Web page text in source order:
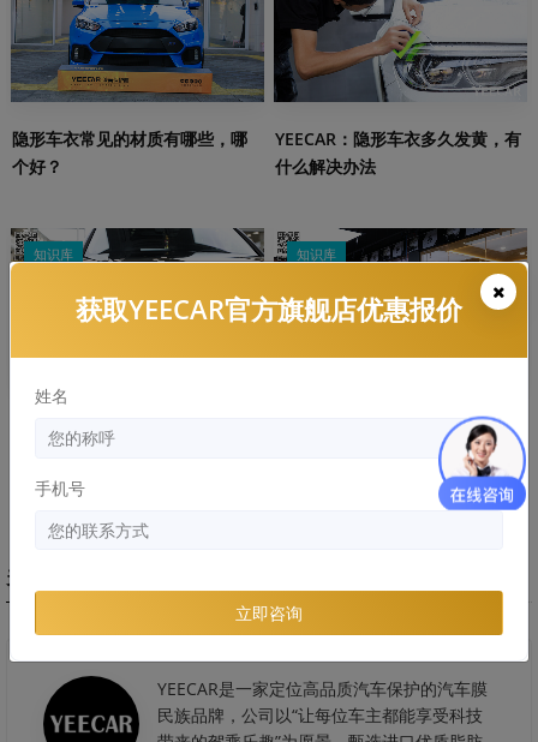
隐形车衣常见的材质有哪些，哪
个好？
YEECAR：隐形车衣多久发黄，有
什么解决办法
知识库
还贵！
知识库
隐形车衣和改色膜哪个好，两者
关于艺卡
YEECAR是一家定位高品质汽车保护的汽车膜
民族品牌，公司以“让每位车主都能享受科技
获取YEECAR官方旗舰店优惠报价
姓名
手机号
立即咨询